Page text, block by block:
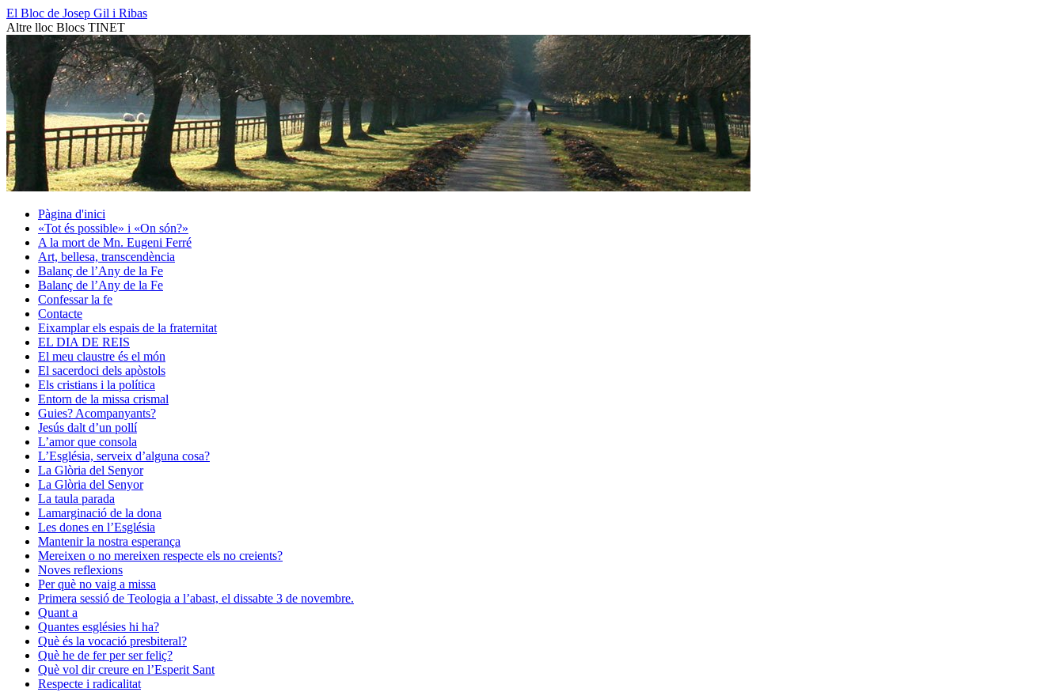
Vés
al
contingut
El Bloc de Josep Gil i Ribas
Altre lloc Blocs TINET
Pàgina d'inici
«Tot és possible» i «On són?»
A la mort de Mn. Eugeni Ferré
Art, bellesa, transcendència
Balanç de l’Any de la Fe
Balanç de l’Any de la Fe
Confessar la fe
Contacte
Eixamplar els espais de la fraternitat
EL DIA DE REIS
El meu claustre és el món
El sacerdoci dels apòstols
Els cristians i la política
Entorn de la missa crismal
Guies? Acompanyants?
Jesús dalt d’un pollí
L’amor que consola
L’Església, serveix d’alguna cosa?
La Glòria del Senyor
La Glòria del Senyor
La taula parada
Lamarginació de la dona
Les dones en l’Església
Mantenir la nostra esperança
Mereixen o no mereixen respecte els no creients?
Noves reflexions
Per què no vaig a missa
Primera sessió de Teologia a l’abast, el dissabte 3 de novembre.
Quant a
Quantes esglésies hi ha?
Què és la vocació presbiteral?
Què he de fer per ser feliç?
Què vol dir creure en l’Esperit Sant
Respecte i radicalitat